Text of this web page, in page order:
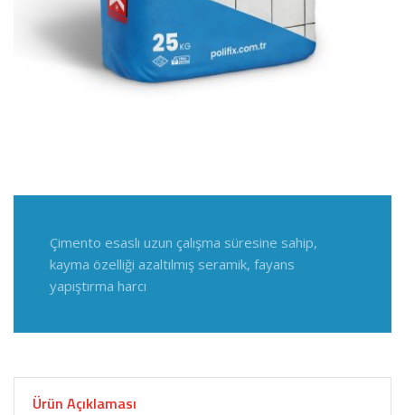
Çimento esaslı uzun çalışma süresine sahip,
kayma özelliği azaltılmış seramik, fayans
yapıştırma harcı
Ürün Açıklaması